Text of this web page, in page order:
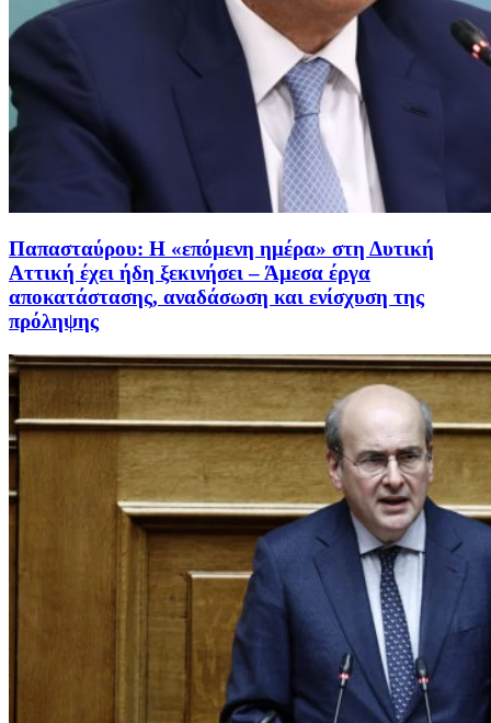
Παπασταύρου: Η «επόμενη ημέρα» στη Δυτική
Αττική έχει ήδη ξεκινήσει – Άμεσα έργα
αποκατάστασης, αναδάσωση και ενίσχυση της
πρόληψης